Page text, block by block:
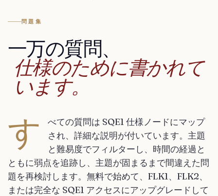
問題集
一万の質問、
仕様のために書かれて
います。
す
べての質問は SQE1 仕様ノードにマップ
され、詳細な説明が付いています。主題
と難易度でフィルターし、時間の経過と
ともに弱点を追跡し、主題が固まるまで間違えた問
題を再検討します。無料で始めて、FLK1、FLK2、
または完全な SQE1 アクセスにアップグレードして